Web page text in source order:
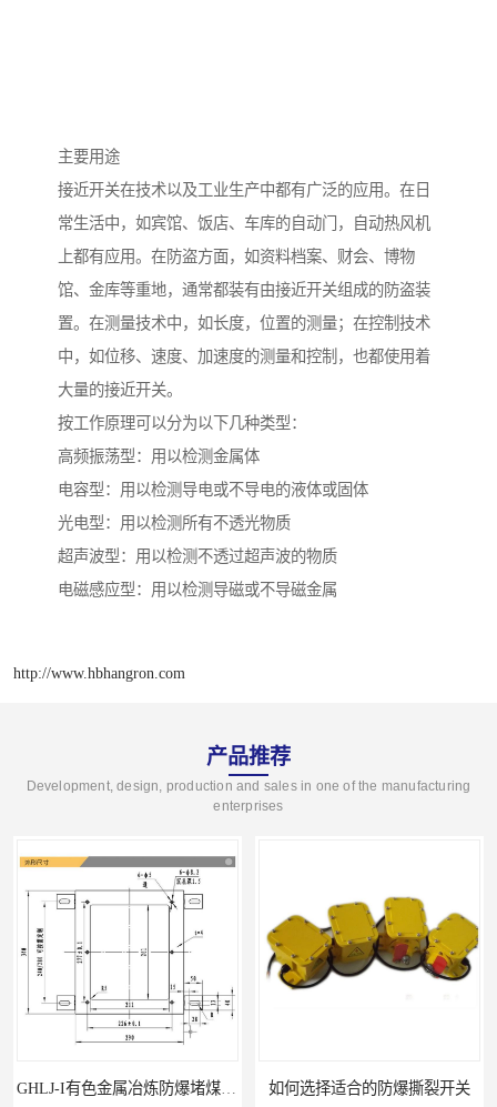
主要用途
接近开关在技术以及工业生产中都有广泛的应用。在日
常生活中，如宾馆、饭店、车库的自动门，自动热风机
上都有应用。在防盗方面，如资料档案、财会、博物
馆、金库等重地，通常都装有由接近开关组成的防盗装
置。在测量技术中，如长度，位置的测量；在控制技术
中，如位移、速度、加速度的测量和控制，也都使用着
大量的接近开关。
按工作原理可以分为以下几种类型：
高频振荡型：用以检测金属体
电容型：用以检测导电或不导电的液体或固体
光电型：用以检测所有不透光物质
超声波型：用以检测不透过超声波的物质
电磁感应型：用以检测导磁或不导磁金属
http://www.hbhangron.com
产品推荐
Development, design, production and sales in one of the manufacturing
enterprises
GHLJ-I‌有色金属冶炼防爆堵煤开关的应用 如何选择适合的防爆撕裂开关